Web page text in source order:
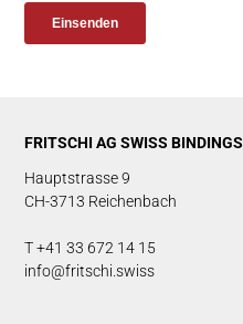
FRITSCHI AG SWISS BINDINGS
Hauptstrasse 9
CH-3713 Reichenbach
T +41 33 672 14 15
info@fritschi.swiss